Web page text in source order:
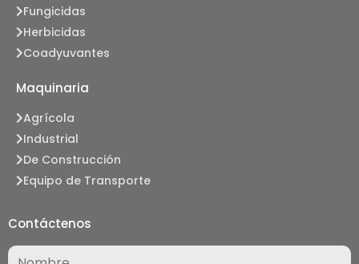
Fungicidas
Herbicidas
Coadyuvantes
Maquinaria
Agrícola
Industrial
De Construcción
Equipo de Transporte
Contáctenos
Nombre